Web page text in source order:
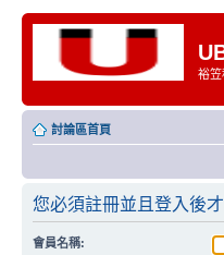
裕
討論區首頁
您必須註冊並且登入後
會員名稱: